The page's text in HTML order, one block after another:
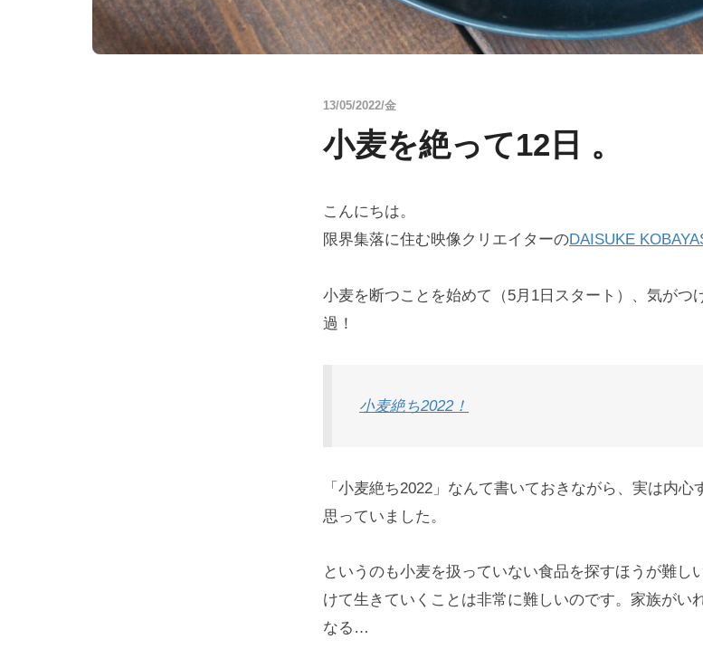
13/05/2022/金
小麦を絶って12日 。
こんにちは。
限界集落に住む映像クリエイターのDAISUKE
小麦を断つことを始めて（5月1日スタート）、気がつ
過！
小麦絶ち2022！
「小麦絶ち2022」なんて書いておきながら、実は内心
思っていました。
というのも小麦を扱っていない食品を探すほうが難し
けて生きていくことは非常に難しいのです。家族がい
なる…